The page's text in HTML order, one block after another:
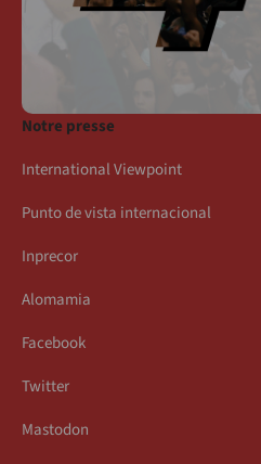
Notre presse
International Viewpoint
Punto de vista internacional
Inprecor
Alomamia
Facebook
Twitter
Mastodon